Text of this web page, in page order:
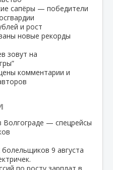
сапёры — победители
и рост
новые рекорды
зовут на
комментарии и
Волгограде — спецрейсы
9 августа